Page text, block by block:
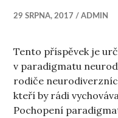
29 SRPNA, 2017 ADMIN
Tento příspěvek je
v paradigmatu
rodiče
kteří by rádi
Pochopení